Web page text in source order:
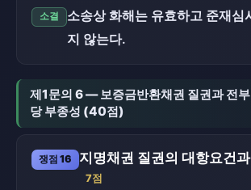
소결
소송상 화해는 유효하고 준재심
지 않는다.
제1문의 6 — 보증금반환채권 질권과 전부
당 부종성 (40점)
쟁점 16 지명채권 질권의 대항요건
7점